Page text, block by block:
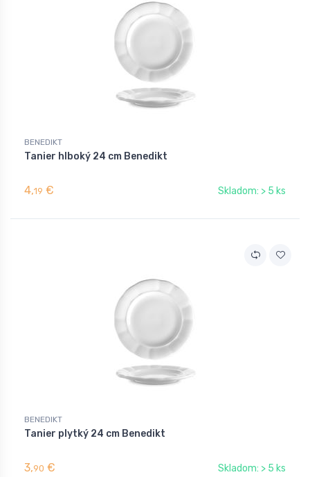
BENEDIKT
Tanier hlboký 24 cm Benedikt
4,19 € Skladom: > 5 ks
BENEDIKT
Tanier plytký 24 cm Benedikt
3,90 € Skladom: > 5 ks